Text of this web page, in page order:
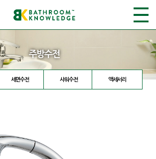
주방수전
세면수전 샤워수전 액세서리